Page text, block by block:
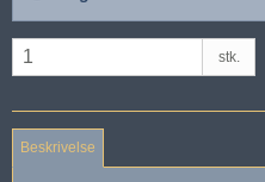
stk.
Beskrivelse